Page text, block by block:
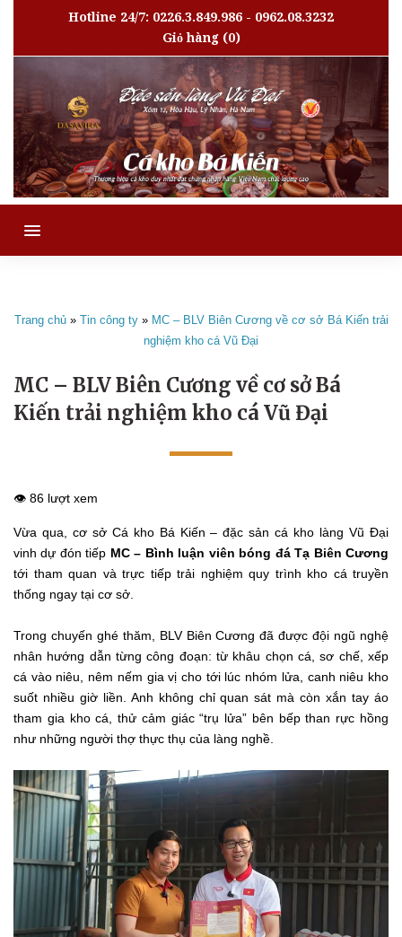
Hotline 24/7: 0226.3.849.986 - 0962.08.3232
Giỏ hàng(0)
MENU
Trang chủ» Tin công ty» MC – BLV Biên Cương về cơ sở Bá Kiến trải
nghiệm kho cá Vũ Đại
MC – BLV Biên Cương về cơ sở Bá
Kiến trải nghiệm kho cá Vũ Đại
👁️ 86 lượt xem
Vừa qua, cơ sở Cá kho Bá Kiến – đặc sản cá kho làng Vũ Đại
vinh dự đón tiếp MC – Bình luận viên bóng đá Tạ Biên Cương
tới tham quan và trực tiếp trải nghiệm quy trình kho cá truyền
thống ngay tại cơ sở.
Trong chuyến ghé thăm, BLV Biên Cương đã được đội ngũ nghệ
nhân hướng dẫn từng công đoạn: từ khâu chọn cá, sơ chế, xếp
cá vào niêu, nêm nếm gia vị cho tới lúc nhóm lửa, canh niêu kho
suốt nhiều giờ liền. Anh không chỉ quan sát mà còn xắn tay áo
tham gia kho cá, thử cảm giác “trụ lửa” bên bếp than rực hồng
như những người thợ thực thụ của làng nghề.